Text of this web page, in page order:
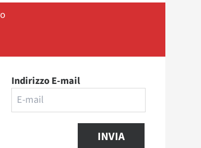
Indirizzo E-mail
INVIA